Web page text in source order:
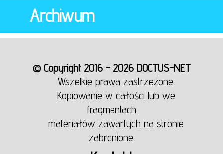
Archiwum
© Copyright 2016 - 2026 DOCTUS-NET
Wszelkie prawa zastrzeżone.
Kopiowanie w całości lub we
fragmentach
materiałów zawartych na stronie
zabronione.